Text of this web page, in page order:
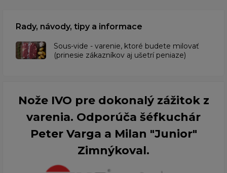
Rady, návody, tipy a informace
​Sous-vide - varenie, ktoré budete milovať
(prinesie zákazníkov aj ušetrí peniaze)
Nože IVO pre dokonalý zážitok z
varenia. Odporúča šéfkuchár
Peter Varga a Milan "Junior"
Zimnýkoval.